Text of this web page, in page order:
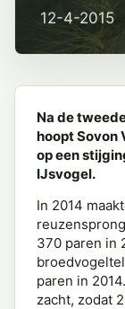
12-4-2015
Na de
hoopt Sovon
op een
IJsvogel.
In 2014
370 paren in
paren in
zacht, zodat